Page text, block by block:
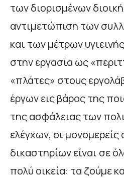
των διορισμένων
αντιμετώπιση των
και των μέτρων
στην εργασία ως
«πλάτες» στους
έργων εις βάρος της
της ασφάλειας των
ελέγχων, οι
δικαστηρίων είναι σε
πολύ οικεία: τα ζούμε